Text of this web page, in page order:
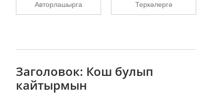
Авторлашырга Теркәлергә
Заголовок: Кош булып
кайтырмын